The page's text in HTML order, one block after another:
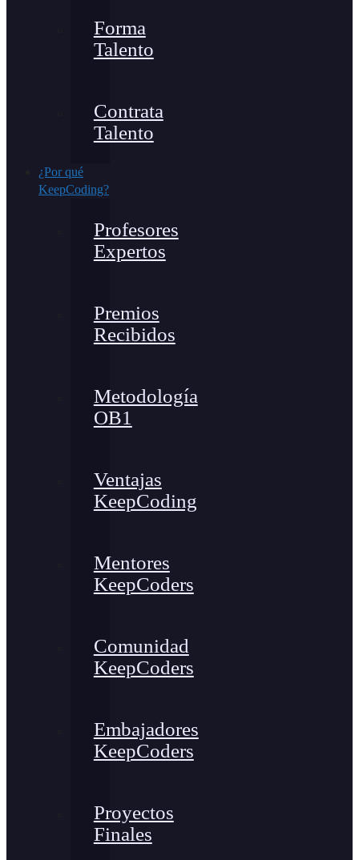
Forma
Talento
Contrata
Talento
¿Por qué
KeepCoding?
Profesores
Expertos
Premios
Recibidos
Metodología
OB1
Ventajas
KeepCoding
Mentores
KeepCoders
Comunidad
KeepCoders
Embajadores
KeepCoders
Proyectos
Finales